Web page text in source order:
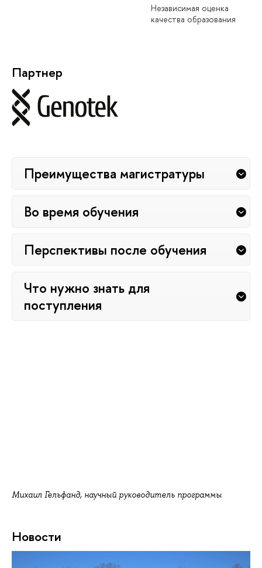
Независимая оценка
качества образования
Партнер
Преимущества магистратуры
Во время обучения
Перспективы после обучения
Что нужно знать для
поступления
Михаил Гельфанд, научный руководитель программы
Новости